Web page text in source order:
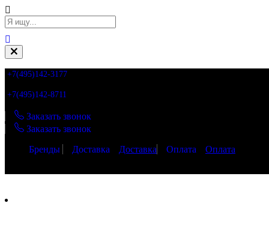
+7(495)142-3177
+7(495)142-8711
Заказать звонок
Заказать звонок
Бренды
Доставка Доставка Оплата
Оплата